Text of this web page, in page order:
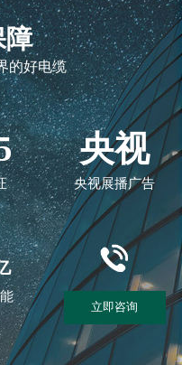
障
的好电缆
央视
央视展播广告
立即咨询